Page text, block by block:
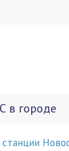
в городе
станции